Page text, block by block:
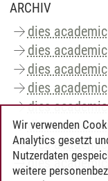
ARCHIV
dies
dies
dies
dies
dies
dies
dies
dies
Wir verwenden
Analytics gesetzt
Nutzerdaten
weitere